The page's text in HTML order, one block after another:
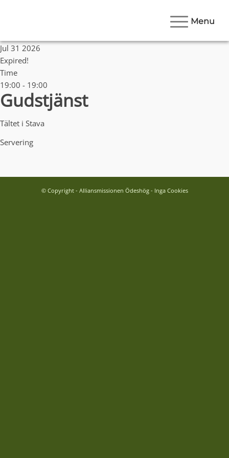
Menu
Jul 31 2026
Expired!
Time
19:00 - 19:00
Gudstjänst
Tältet i Stava
Servering
© Copyright - Alliansmissionen Ödeshög - Inga Cookies